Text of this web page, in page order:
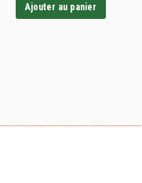
Ajouter au panier